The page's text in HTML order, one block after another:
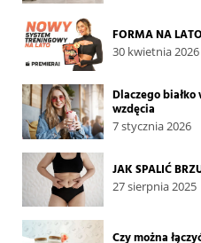
FORMA NA
30 kwietnia 2026
Dlaczego
wzdęcia
7 stycznia 2026
JAK SPALIĆ
27 sierpnia 2025
Czy można